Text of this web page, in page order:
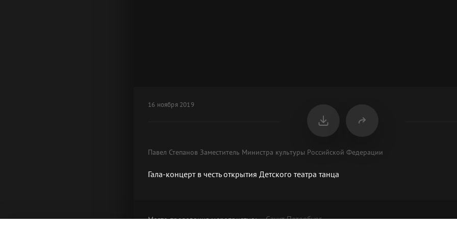
16 ноября 2019
Павел Степанов Заместитель Министра культуры Российской Федерации
Гала-концерт в честь открытия Детского театра танца
Место проведениямероприятия: Санкт-Петербург